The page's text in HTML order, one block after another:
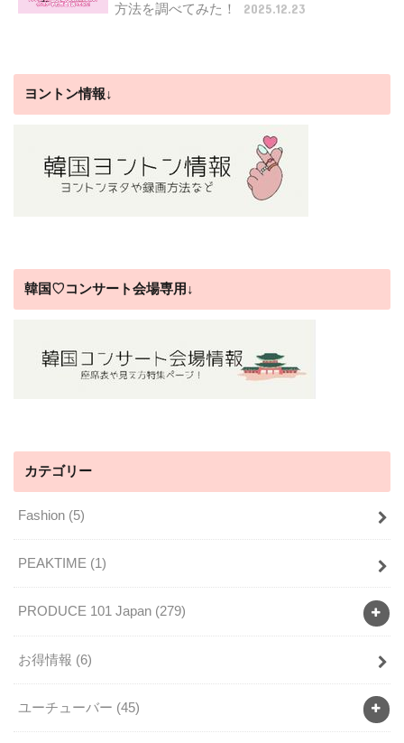
方法を調べてみた！
2025.12.23
ヨントン情報↓
韓国♡コンサート会場専用↓
カテゴリー
Fashion (5)
PEAKTIME (1)
PRODUCE 101 Japan (279)
お得情報 (6)
ユーチューバー (45)